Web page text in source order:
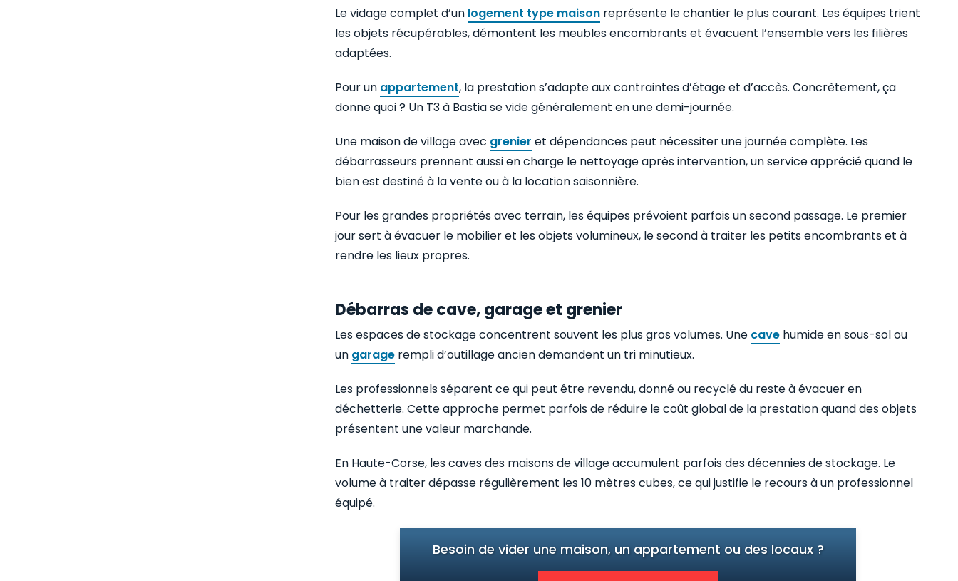
Le vidage complet d’un logement type maison représente le chantier le plus courant. Les équipes trient
les objets récupérables, démontent les meubles encombrants et évacuent l’ensemble vers les filières
adaptées.
Pour un appartement, la prestation s’adapte aux contraintes d’étage et d’accès. Concrètement, ça
donne quoi ? Un T3 à Bastia se vide généralement en une demi-journée.
Une maison de village avec grenier et dépendances peut nécessiter une journée complète. Les
débarrasseurs prennent aussi en charge le nettoyage après intervention, un service apprécié quand le
bien est destiné à la vente ou à la location saisonnière.
Pour les grandes propriétés avec terrain, les équipes prévoient parfois un second passage. Le premier
jour sert à évacuer le mobilier et les objets volumineux, le second à traiter les petits encombrants et à
rendre les lieux propres.
Débarras de cave, garage et grenier
Les espaces de stockage concentrent souvent les plus gros volumes. Une cave humide en sous-sol ou
un garage rempli d’outillage ancien demandent un tri minutieux.
Les professionnels séparent ce qui peut être revendu, donné ou recyclé du reste à évacuer en
déchetterie. Cette approche permet parfois de réduire le coût global de la prestation quand des objets
présentent une valeur marchande.
En Haute-Corse, les caves des maisons de village accumulent parfois des décennies de stockage. Le
volume à traiter dépasse régulièrement les 10 mètres cubes, ce qui justifie le recours à un professionnel
équipé.
Besoin de vider une maison, un appartement ou des locaux ?